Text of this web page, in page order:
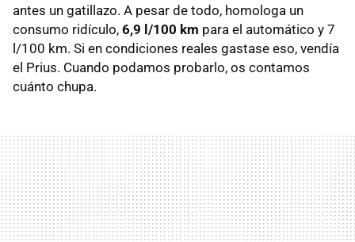
antes un gatillazo. A pesar de todo, homologa un
consumo ridículo, 6,9 l/100 km para el automático y 7
l/100 km. Si en condiciones reales gastase eso, vendía
el Prius. Cuando podamos probarlo, os contamos
cuánto chupa.